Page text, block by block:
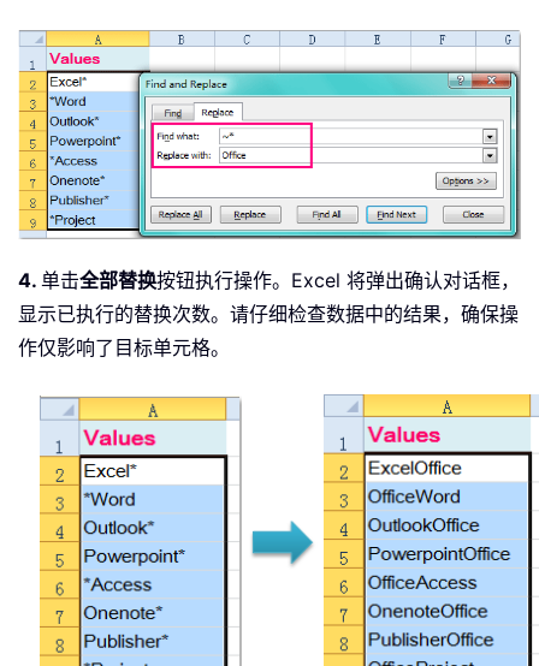
4. 单击全部替换按钮执行操作。Excel 将弹出确认对话框，
显示已执行的替换次数。请仔细检查数据中的结果，确保操
作仅影响了目标单元格。